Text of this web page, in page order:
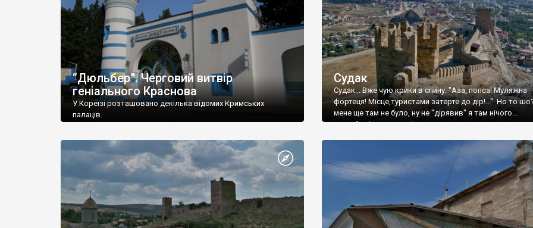
“Дюльбер”. Черговий витвір
геніального Краснова
У Кореїзі розташовано декілька відомих Кримських
палаців.
Судак
Судак... Вже чую крики в спину: "Ааа, попса! Муляжна
фортеця! Місце,туристами затерте до дір!..." Но то
мене ще там не було, ну не "дірявив" я там нічого...
принаймні до цього літа.